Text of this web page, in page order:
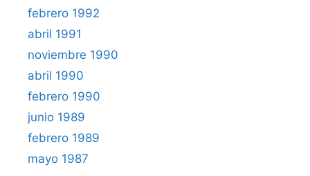
febrero 1992
abril 1991
noviembre 1990
abril 1990
febrero 1990
junio 1989
febrero 1989
mayo 1987